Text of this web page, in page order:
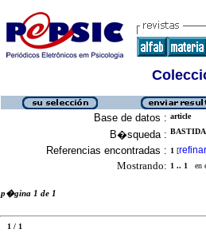
Base de datos : article
B�squeda :
Referencias encontradas : 1 [refinar
Mostrando: 1 .. 1 en
p�gina 1 de 1
1 / 1